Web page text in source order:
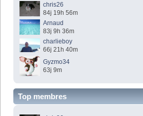
chris26
84j 19h 56m
Arnaud
83j 9h 36m
charlieboy
66j 21h 40m
Gyzmo34
63j 9m
Top membres